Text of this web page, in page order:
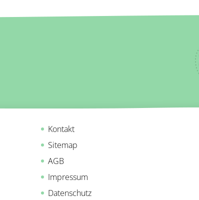
Kontakt
Sitemap
AGB
Impressum
Datenschutz